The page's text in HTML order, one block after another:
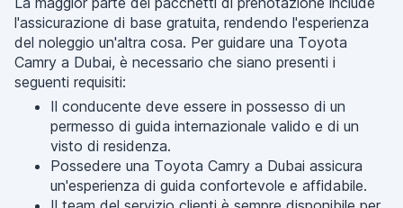
l'assicurazione di base gratuita, rendendo l'esperienza
del noleggio un'altra cosa. Per guidare una Toyota
Camry a Dubai, è necessario che siano presenti i
seguenti requisiti:
Il conducente deve essere in possesso di un
permesso di guida internazionale valido e di un
visto di residenza.
Possedere una Toyota Camry a Dubai assicura
un'esperienza di guida confortevole e affidabile.